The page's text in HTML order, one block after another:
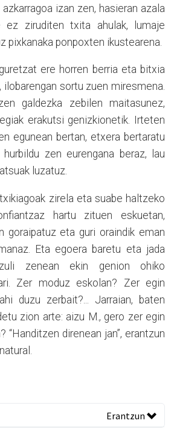
izan zen, hasieran azala
ez ziruditen txita ahulak, lumaje
pixkanaka ponpoxten ikustearena.
ere horren berria eta bitxia
ilobarengan sortu zuen miresmena.
galdezka zebilen maitasunez,
erakutsi genizkionetik. Irteten
egunean bertan, etxera bertaratu
zen eurengana beraz, lau
luzatuz.
zirela eta suabe haltzeko
hartu zituen eskuetan,
goraipatuz eta guri oraindik eman
Eta egoera baretu eta jada
zenean ekin genion ohiko
Zer moduz eskolan? Zer egin
duzu zerbait?... Jarraian, baten
zion arte: aizu M., gero zer egin
“Handitzen direnean jan”, erantzun
Erantzun